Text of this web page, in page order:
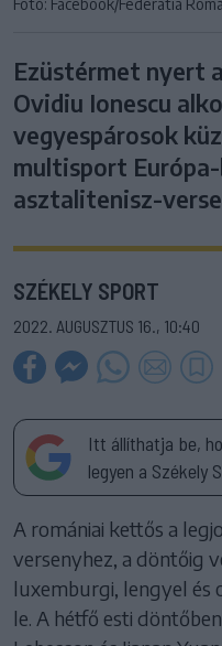
Ezüstérmet nyert
Ovidiu Ionescu
vegyespárosok
multisport
asztalitenisz-
SZÉKELY SPORT
2022. AUGUSZTUS 16., 10:40
Itt állíthatja be,
legyen a Székely
A romániai kettős a
versenyhez, a döntőig
luxemburgi, lengyel
le. A hétfő esti